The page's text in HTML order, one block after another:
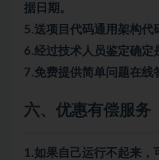
据日期。
5.送项目代码通用架构代
6.经过技术人员鉴定确定
7.免费提供简单问题在线
六、优惠有偿服务
1.如果自己运行不起来，